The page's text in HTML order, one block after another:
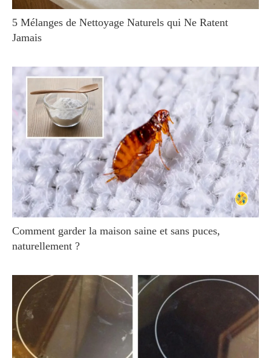
5 Mélanges de Nettoyage Naturels qui Ne Ratent
Jamais
Comment garder la maison saine et sans puces,
naturellement ?